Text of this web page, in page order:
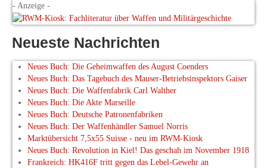
- Anzeige -
Neueste Nachrichten
Neues Buch: Die Geheimwaffen des August Coenders
Neues Buch: Das Tagebuch des Mauser-Betriebsinspektors Gaiser
Neues Buch: Die Waffenfabrik Carl Walther
Neues Buch: Die Akte Marseille
Neues Buch: Deutsche Patronenfabriken
Neues Buch: Der Waffenhändler Samuel Norris
Marktübersicht 7,5x55 Suisse - neu im RWM-Kiosk
Neues Buch: Revolution in Kiel! Das geschah im November 1918
Frankreich: HK416F tritt gegen das Lebel-Gewehr an